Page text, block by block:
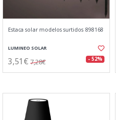
Estaca solar modelos surtidos 898168
LUMINEO SOLAR
3,51€ 7,28€ - 52%